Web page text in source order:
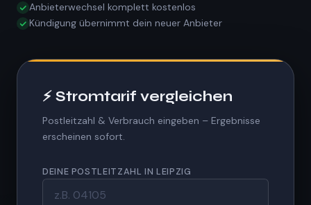
Anbieterwechsel komplett kostenlos
Kündigung übernimmt dein neuer Anbieter
⚡ Stromtarif vergleichen
Postleitzahl & Verbrauch eingeben – Ergebnisse
erscheinen sofort.
DEINE POSTLEITZAHL IN LEIPZIG